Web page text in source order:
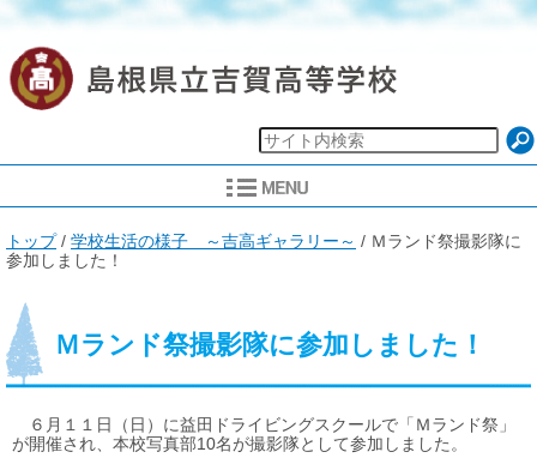
現
在
置：
トップ/ 学校生活の様子 ～吉高ギャラリー～ / Ｍランド祭撮影隊に
参加しました！
Ｍランド祭撮影隊に参加しました！
６月１１日（日）に益田ドライビングスクールで「Ｍランド祭」
が開催され、本校写真部10名が撮影隊として参加しました。